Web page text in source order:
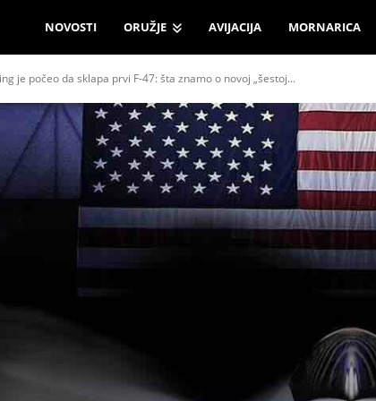
NOVOSTI ORUŽJE AVIJACIJA MORNARICA
je počeo da sklapa prvi F-47: šta znamo o novoj „šestoj...